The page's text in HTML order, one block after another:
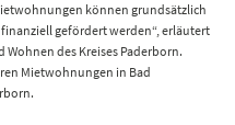
können grundsätzlich
gefördert werden“, erläutert
des Kreises Paderborn.
Mietwohnungen in Bad